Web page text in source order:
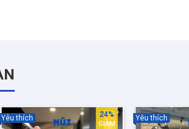
Yêu thích 24%
GIẢM
Yêu thích